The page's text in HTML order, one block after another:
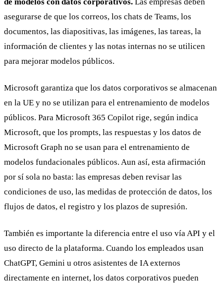
asegurarse de que los correos, los chats de Teams, los
documentos, las diapositivas, las imágenes, las tareas, la
información de clientes y las notas internas no se utilicen
para mejorar modelos públicos.
Microsoft garantiza que los datos corporativos se almacenan
en la UE y no se utilizan para el entrenamiento de modelos
públicos. Para Microsoft 365 Copilot rige, según indica
Microsoft, que los prompts, las respuestas y los datos de
Microsoft Graph no se usan para el entrenamiento de
modelos fundacionales públicos. Aun así, esta afirmación
por sí sola no basta: las empresas deben revisar las
condiciones de uso, las medidas de protección de datos, los
flujos de datos, el registro y los plazos de supresión.
También es importante la diferencia entre el uso vía API y el
uso directo de la plataforma. Cuando los empleados usan
ChatGPT, Gemini u otros asistentes de IA externos
directamente en internet, los datos corporativos pueden